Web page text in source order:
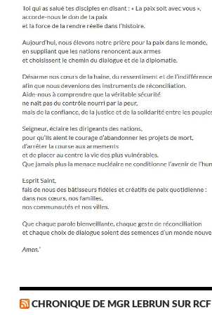
CHRONIQUE DE MGR LEBRUN SUR RCF